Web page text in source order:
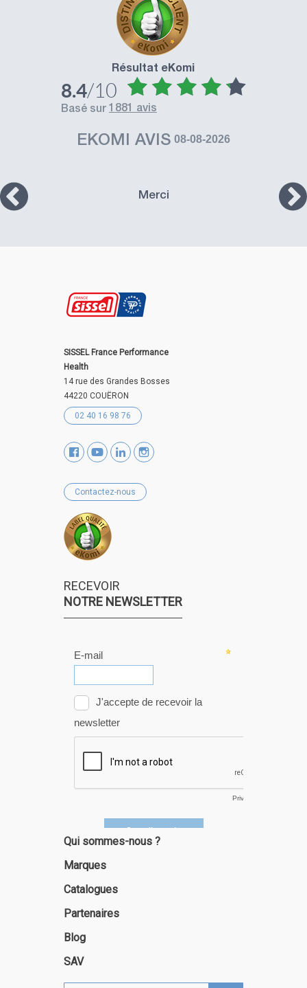
Résultat eKomi
8.4/10
basé sur 1881 avis
EKOMI AVIS 08-08-2026
Merci
SISSEL France Performance
Health
14 rue des Grandes Bosses
44220 COUËRON
02 40 16 98 76
Contactez-nous
RECEVOIR
NOTRE NEWSLETTER
Qui sommes-nous ?
Marques
Catalogues
Partenaires
Blog
SAV